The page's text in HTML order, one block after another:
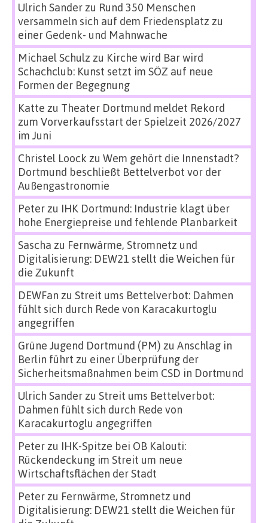
Ulrich Sanderzu Rund 350 Menschen
versammeln sich auf dem Friedensplatz zu
einer Gedenk- und Mahnwache
Michael Schulz zu Kirche wird Bar wird
Schachclub: Kunst setzt im SÖZ auf neue
Formen der Begegnung
Katte zu Theater Dortmund meldet Rekord
zum Vorverkaufsstart der Spielzeit 2026/2027
im Juni
Christel Loock zu Wem gehört die Innenstadt?
Dortmund beschließt Bettelverbot vor der
Außengastronomie
Peterzu IHK Dortmund: Industrie klagt über
hohe Energiepreise und fehlende Planbarkeit
Sascha zu Fernwärme, Stromnetz und
Digitalisierung: DEW21 stellt die Weichen für
die Zukunft
DEWFan zu Streit ums Bettelverbot: Dahmen
fühlt sich durch Rede von Karacakurtoglu
angegriffen
Grüne Jugend Dortmund (PM) zu Anschlag in
Berlin führt zu einer Überprüfung der
Sicherheitsmaßnahmen beim CSD in Dortmund
Ulrich Sanderzu Streit ums Bettelverbot:
Dahmen fühlt sich durch Rede von
Karacakurtoglu angegriffen
Peterzu IHK-Spitze bei OB Kalouti:
Rückendeckung im Streit um neue
Wirtschaftsflächen der Stadt
Peterzu Fernwärme, Stromnetz und
Digitalisierung: DEW21 stellt die Weichen für